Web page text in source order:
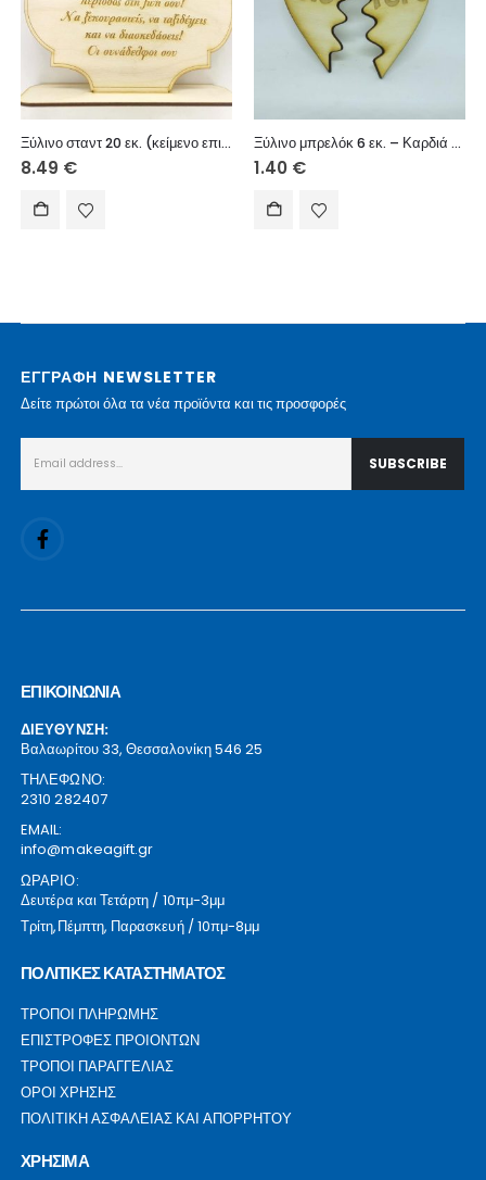
Ξύλινο σταντ 20 εκ. (κείμενο επιλογής σας)
8.49 €
Ξύλινο μπρελόκ 6 εκ. – Καρδιά στη μέση – sisters
1.40 €
ΕΓΓΡΑΦΗ NEWSLETTER
Δείτε πρώτοι όλα τα νέα προϊόντα και τις προσφορές
ΕΠΙΚΟΙΝΩΝΙΑ
ΔΙΕΥΘΥΝΣΗ:
Βαλαωρίτου 33, Θεσσαλονίκη 546 25
ΤΗΛΕΦΩΝΟ:
2310 282407
EMAIL:
info@makeagift.gr
ΩΡΑΡΙΟ:
Δευτέρα και Τετάρτη / 10πμ-3μμ
Τρίτη,Πέμπτη, Παρασκευή / 10πμ-8μμ
ΠΟΛΙΤΙΚΕΣ ΚΑΤΑΣΤΗΜΑΤΟΣ
ΤΡΟΠΟΙ ΠΛΗΡΩΜΗΣ
ΕΠΙΣΤΡΟΦΕΣ ΠΡΟΙΟΝΤΩΝ
ΤΡΟΠΟΙ ΠΑΡΑΓΓΕΛΙΑΣ
ΟΡΟΙ ΧΡΗΣΗΣ
ΠΟΛΙΤΙΚΗ ΑΣΦΑΛΕΙΑΣ ΚΑΙ ΑΠΟΡΡΗΤΟΥ
ΧΡΗΣΙΜΑ